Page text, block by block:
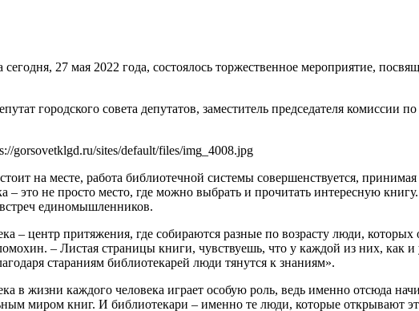
27 мая 2022 года, состоялось торжественное мероприятие,
городского совета депутатов, заместитель председателя комиссии
gorsovetklgd.ru/sites/default/files/img_4008.jpg
на месте, работа библиотечной системы совершенствуется,
– это не просто место, где можно выбрать и прочитать интересную
единомышленников.
– центр притяжения, где собираются разные по возрасту люди,
– Листая страницы книги, чувствуешь, что у каждой из них, как и
стараниям библиотекарей люди тянутся к знаниям».
в жизни каждого человека играет особую роль, ведь именно отсюда
миром книг. И библиотекари – именно те люди, которые открывают